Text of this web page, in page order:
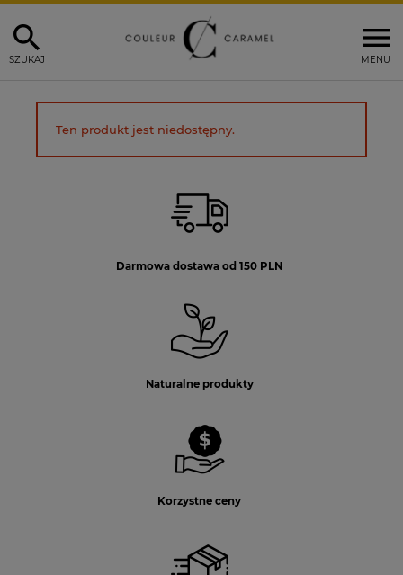
MENU
SZUKAJ
Ten produkt jest niedostępny.
Darmowa dostawa od 150 PLN
Naturalne produkty
Korzystne ceny